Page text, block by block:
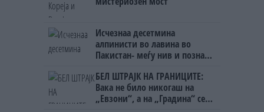
Исчезнаа десетмина
алпинисти во лавина во
Пакистан- меѓу нив и познат
БЕЛ ШТРАЈК НА ГРАНИЦИТЕ:
Вака не било никогаш на
„Евзони“, а на „Градина“ се